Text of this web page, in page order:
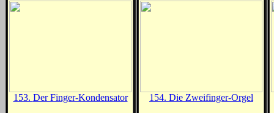
153. Der Finger-Kondensator 154. Die Zweifinger-Orgel